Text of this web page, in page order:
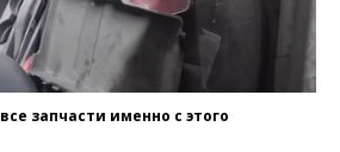
запчасти именно с этого